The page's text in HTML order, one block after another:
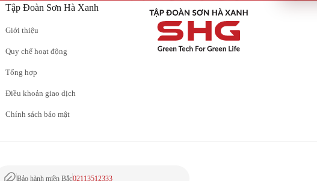
Tập Đoàn Sơn Hà Xanh
Giới thiệu
Quy chế hoạt động
Tổng hợp
Điều khoản giao dịch
Chính sách bảo mật
Bảo hành miền Bắc02113512333